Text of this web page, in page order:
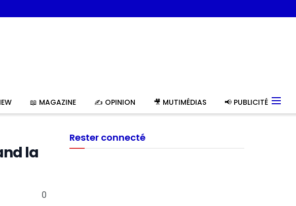
📖 MAGAZINE ✍️ OPINION 🎥 MUTIMÉDIAS 📢 PUBLICITÉ
la
0
Rester connecté